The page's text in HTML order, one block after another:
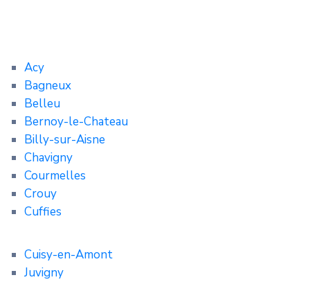
Acy
Bagneux
Belleu
Bernoy-le-Chateau
Billy-sur-Aisne
Chavigny
Courmelles
Crouy
Cuffies
Cuisy-en-Amont
Juvigny